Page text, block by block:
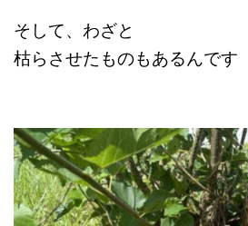
そして、わざと
枯らさせたものもあるんです